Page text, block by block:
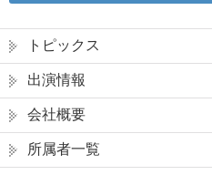
トピックス
出演情報
会社概要
所属者一覧